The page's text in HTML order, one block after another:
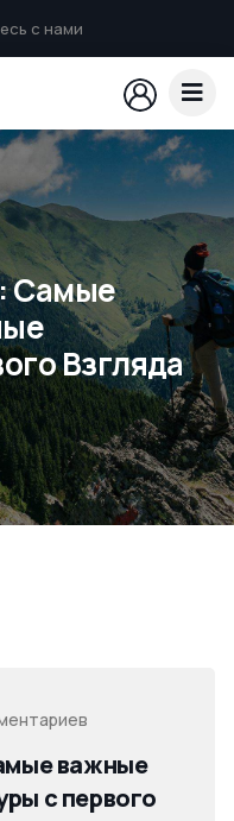
с нами
Самые
Взгляда
важные
с первого